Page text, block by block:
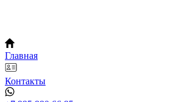
Главная
Контакты